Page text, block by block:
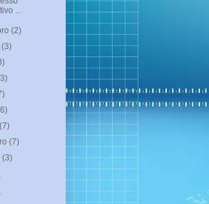
...
(2)
(3)
(7)
(7)
(3)